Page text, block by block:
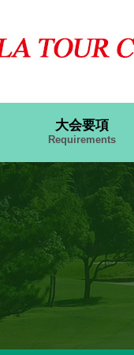
大会要項
Requirements